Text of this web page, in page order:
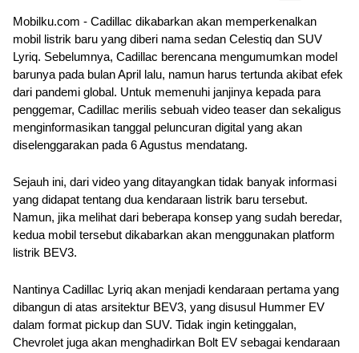
Mobilku.com - Cadillac dikabarkan akan memperkenalkan
mobil listrik baru yang diberi nama sedan Celestiq dan SUV
Lyriq. Sebelumnya, Cadillac berencana mengumumkan model
barunya pada bulan April lalu, namun harus tertunda akibat efek
dari pandemi global. Untuk memenuhi janjinya kepada para
penggemar, Cadillac merilis sebuah video teaser dan sekaligus
menginformasikan tanggal peluncuran digital yang akan
diselenggarakan pada 6 Agustus mendatang.
Sejauh ini, dari video yang ditayangkan tidak banyak informasi
yang didapat tentang dua kendaraan listrik baru tersebut.
Namun, jika melihat dari beberapa konsep yang sudah beredar,
kedua mobil tersebut dikabarkan akan menggunakan platform
listrik BEV3.
Nantinya Cadillac Lyriq akan menjadi kendaraan pertama yang
dibangun di atas arsitektur BEV3, yang disusul Hummer EV
dalam format pickup dan SUV. Tidak ingin ketinggalan,
Chevrolet juga akan menghadirkan Bolt EV sebagai kendaraan